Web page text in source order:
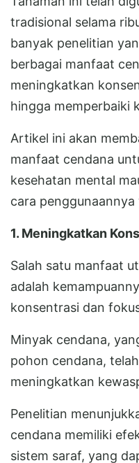
tradisional selama
banyak penelitian
berbagai manfaat
meningkatkan
hingga memperbaiki
Artikel ini akan
manfaat cendana
kesehatan mental
cara penggunaannya
1. Meningkatkan
Salah satu manfaat
adalah
konsentrasi dan
Minyak cendana,
pohon cendana,
meningkatkan
Penelitian
cendana memiliki
sistem saraf, yang